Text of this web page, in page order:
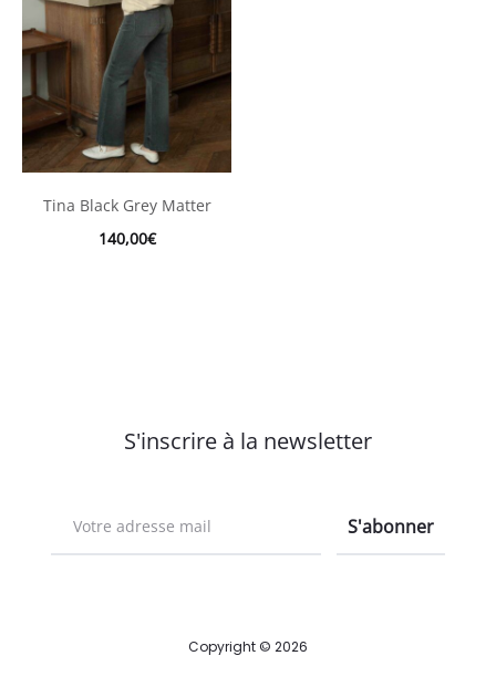
Tina Black Grey Matter
140,00€
S'inscrire à la newsletter
Copyright © 2026